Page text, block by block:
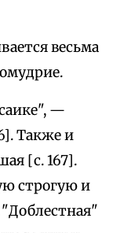
весьма
—
Также и
[с. 167].
строгую и